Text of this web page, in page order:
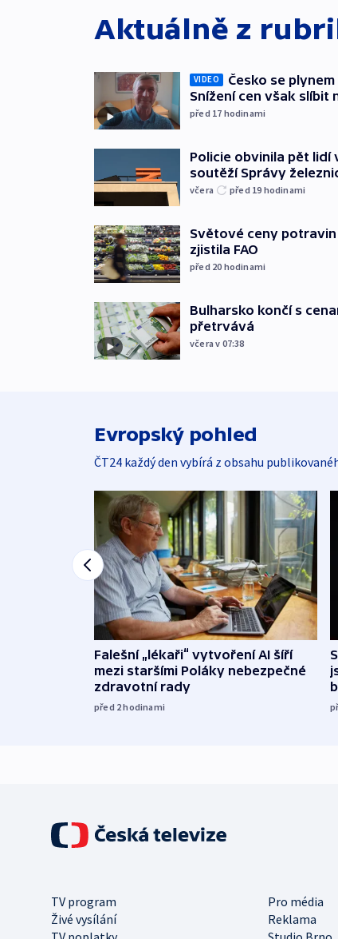
Aktuálně z
VIDEO
Česko se
Snížení cen však slíbit
před 17 hodinami
Policie obvinila pět lidí
soutěží Správy
včera před 19 hodinami
Světové ceny
zjistila FAO
před 20 hodinami
Bulharsko končí s
přetrvává
včera v 07:38
Evropský pohled
ČT24 každý den vybírá z obsahu
Falešní „lékaři“ vytvoření AI šíří
mezi staršími Poláky nebezpečné
zdravotní rady
před 2hodinami
TV program
Pro média
Živé vysílání
Reklama